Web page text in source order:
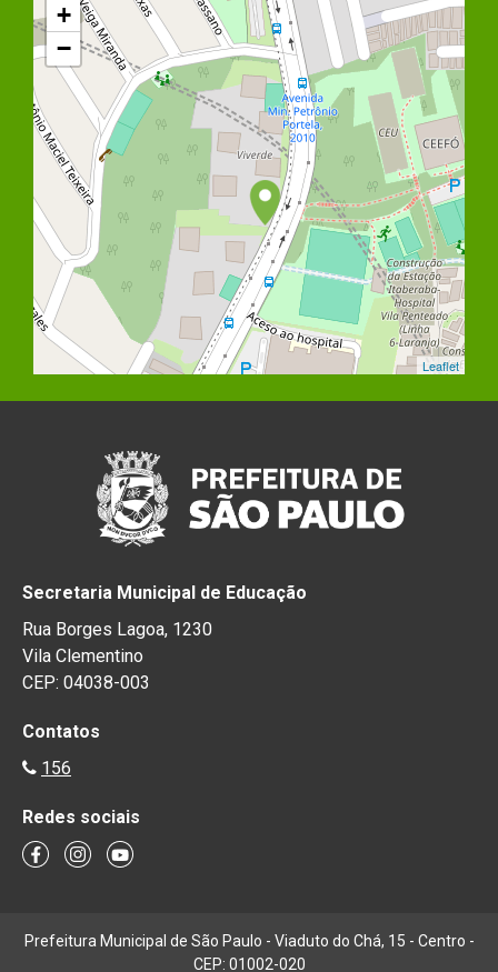
+
−
Leaflet
Secretaria Municipal de Educação
Rua Borges Lagoa, 1230
Vila Clementino
CEP: 04038-003
Contatos
156
Redes sociais
Prefeitura Municipal de São Paulo - Viaduto do Chá, 15 - Centro -
CEP: 01002-020